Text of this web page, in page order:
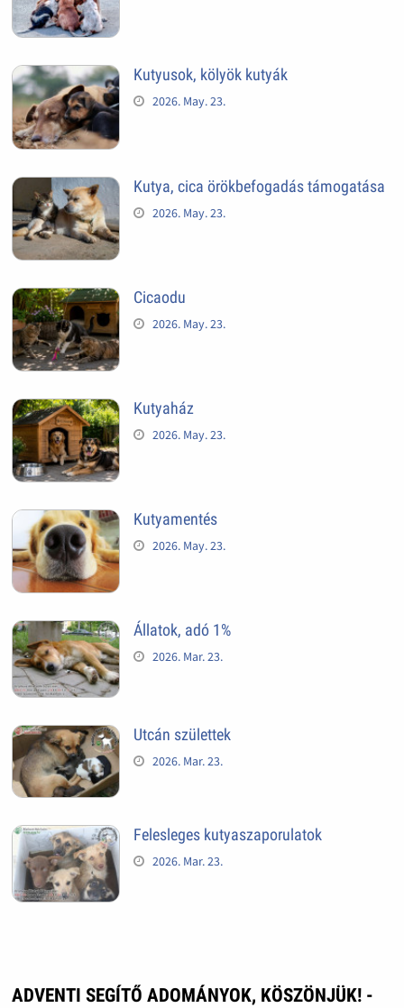
Kutyusok, kölyök kutyák
2026. May. 23.
Kutya, cica örökbefogadás támogatása
2026. May. 23.
Cicaodu
2026. May. 23.
Kutyaház
2026. May. 23.
Kutyamentés
2026. May. 23.
Állatok, adó 1%
2026. Mar. 23.
Utcán születtek
2026. Mar. 23.
Felesleges kutyaszaporulatok
2026. Mar. 23.
ADVENTI SEGÍTŐ ADOMÁNYOK, KÖSZÖNJÜK! -